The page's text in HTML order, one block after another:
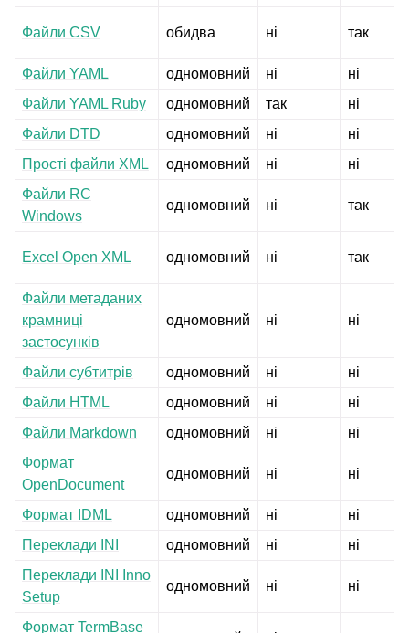
Файли CSV обидва ні так
Файли YAML одномовний ні
ні
Файли YAML Ruby
одномовний так
ні
Файли DTD
одномовний ні
ні
Прості файли XML
одномовний ні
ні
Файли RC
Windows
одномовний ні так
Excel Open XML одномовний ні так
Файли метаданих
крамниці
застосунків
одномовний ні ні
Файли субтитрів одномовний ні
ні
Файли HTML
одномовний ні
ні
Файли Markdown
одномовний ні
ні
Формат
OpenDocument
одномовний ні ні
Формат IDML одномовний ні
ні
Переклади INI
одномовний ні
ні
Переклади INI Inno
Setup
одномовний ні ні
Формат TermBase